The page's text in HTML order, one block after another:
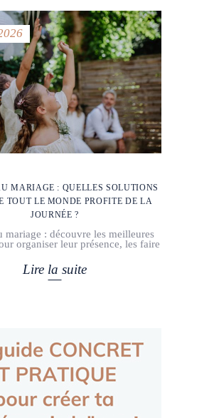
MARIAGE : QUELLES SOLUTIONS
TOUT LE MONDE PROFITE DE LA
JOURNÉE ?
mariage : découvre les meilleures
organiser leur présence, les faire
Lire la suite